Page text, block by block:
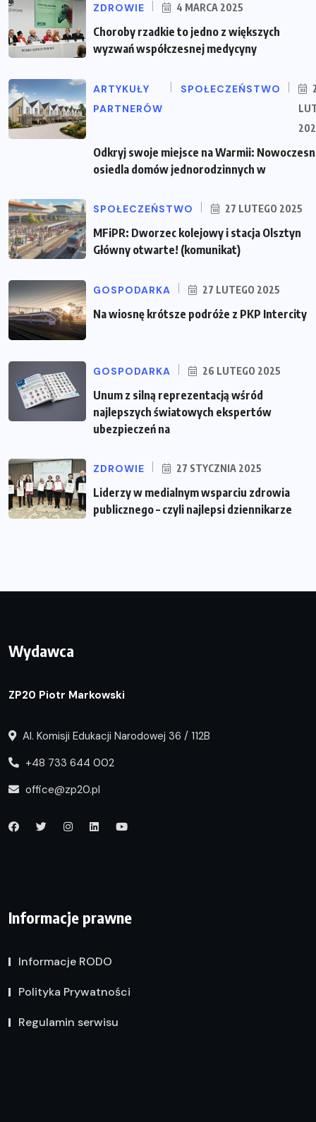
ZDROWIE 4 MARCA 2025
Choroby rzadkie to jedno z większych
wyzwań współczesnej medycyny
ARTYKUŁY
PARTNERÓW
SPOŁECZEŃSTWO
Odkryj swoje miejsce na Warmii:
osiedla domów jednorodzinnych w
SPOŁECZEŃSTWO 27 LUTEGO 2025
MFiPR: Dworzec kolejowy i stacja Olsztyn
Główny otwarte! (komunikat)
GOSPODARKA 27 LUTEGO 2025
Na wiosnę krótsze podróże z PKP Intercity
GOSPODARKA 26 LUTEGO 2025
Unum z silną reprezentacją wśród
najlepszych światowych ekspertów
ubezpieczeń na
ZDROWIE 27 STYCZNIA 2025
Liderzy w medialnym wsparciu zdrowia
publicznego – czyli najlepsi dziennikarze
Wydawca
ZP20 Piotr Markowski
Al. Komisji Edukacji Narodowej 36 / 112B
+48 733 644 002
office@zp20.pl
Informacje prawne
Informacje RODO
Polityka Prywatności
Regulamin serwisu